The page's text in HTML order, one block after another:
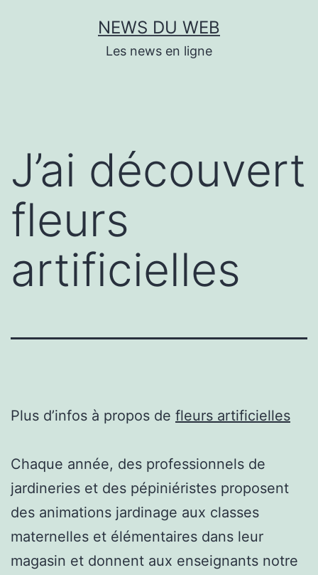
NEWS DU WEB
Les news en ligne
J’ai découvert
fleurs
artificielles
Plus d’infos à propos de fleurs artificielles
Chaque année, des professionnels de
jardineries et des pépiniéristes proposent
des animations jardinage aux classes
maternelles et élémentaires dans leur
magasin et donnent aux enseignants notre